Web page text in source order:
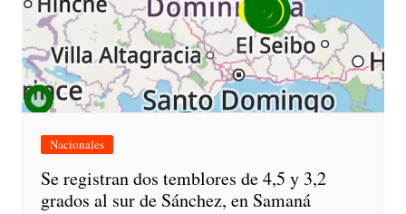
Nacionales
Se registran dos temblores de 4,5 y 3,2
grados al sur de Sánchez, en Samaná